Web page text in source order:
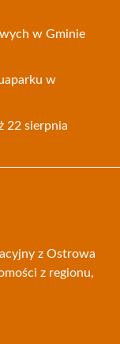
w Gminie
w
22 sierpnia
z Ostrowa
z regionu,